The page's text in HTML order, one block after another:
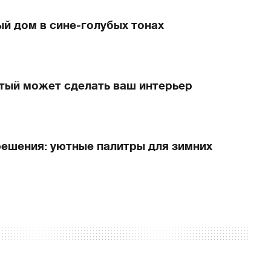
дом в сине-голубых тонах
может сделать ваш интерьер
уютные палитры для зимних